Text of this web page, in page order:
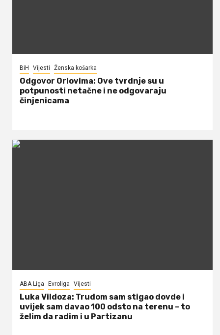
BiH Vijesti Ženska košarka
Odgovor Orlovima: ​Ove tvrdnje su u
potpunosti netačne i ne odgovaraju
činjenicama
ABA Liga Evroliga Vijesti
Luka Vildoza: Trudom sam stigao dovde i
uvijek sam davao 100 odsto na terenu – to
želim da radim i u Partizanu